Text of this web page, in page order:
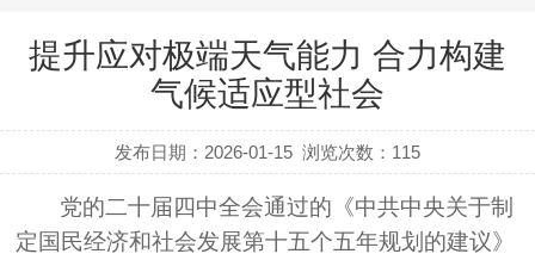
提升应对极端天气能力 合力构建
气候适应型社会
发布日期：2026-01-15 浏览次数： 115
党的二十届四中全会通过的《中共中央关于制
定国民经济和社会发展第十五个五年规划的建议》